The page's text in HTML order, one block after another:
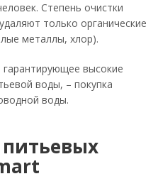
Степень очистки
только органические
металлы, хлор).
высокие
воды, – покупка
воды.